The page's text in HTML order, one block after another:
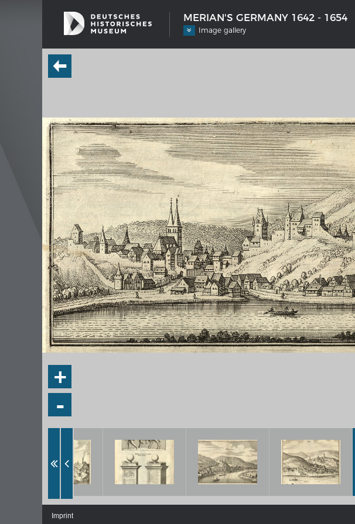
MERIAN'S GERMANY 1642 - 1654
Image gallery
SHIP TYPES
Milestones in the history of European
shipbuilding
MERIAN'S GERMANY 1642 - 1654
Interaktive Karte
Image gallery
Imprint
Wissenswert
+
-
Imprint